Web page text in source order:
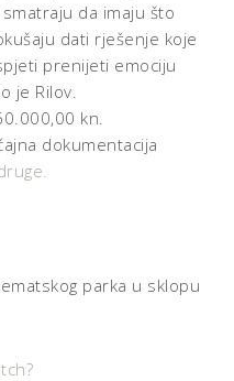
da imaju što
dati rješenje koje
prenijeti emociju
je Rilov.
kn.
dokumentacija
parka u sklopu